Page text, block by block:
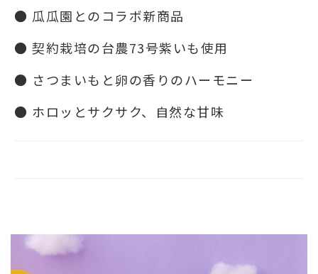
● 瓜瓜園とのコラボ新商品
● 契約栽培の台農73号紫いも使用
● さつまいもと卵の香りのハーモニー
● ホロッとサクサク、自然な甘味